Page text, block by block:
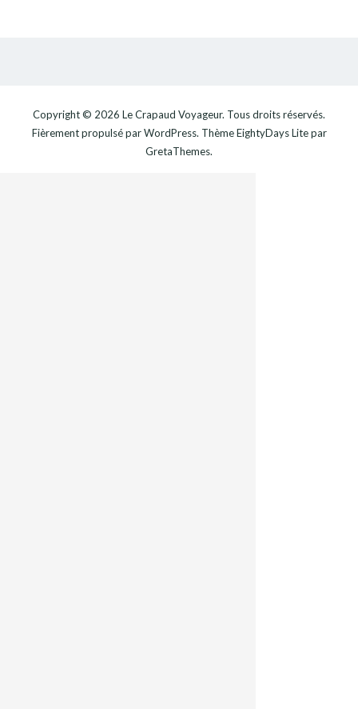
Copyright © 2026 Le Crapaud Voyageur. Tous droits réservés.
Fièrement propulsé parWordPress. ThèmeEightyDays Litepar
GretaThemes.